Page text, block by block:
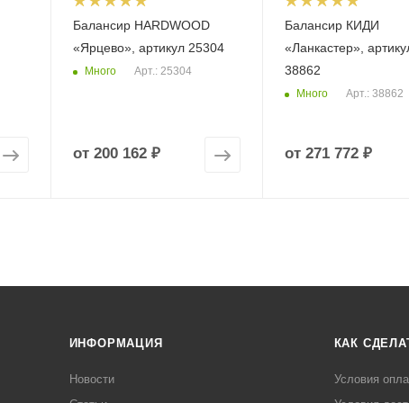
Балансир HARDWOOD
«Ярцево», артикул 25304
Много Арт.: 25304
от 200 162 ₽
Балансир КИДИ
«Ланкастер»,
38862
Много Арт.: 38862
от 271 772 ₽
ИНФОРМАЦИЯ
Новости
КАК
Условия